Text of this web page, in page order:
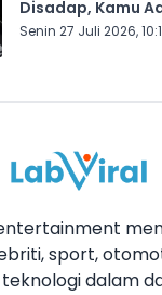
Disadap, Kamu
Senin 27 Juli 2026,
sport,
teknologi dalam